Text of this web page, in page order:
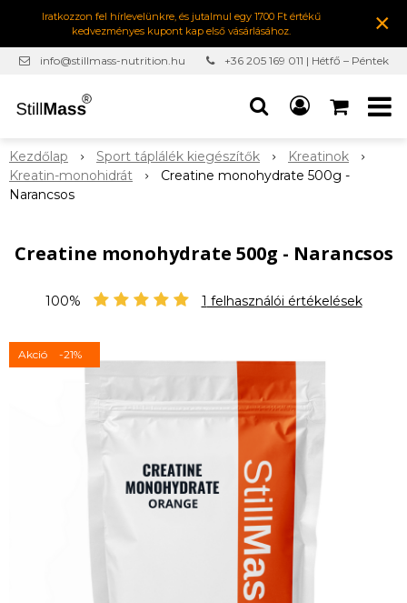
Iratkozzon fel hírlevelünkre, és jutalmul egy 1700 Ft értékű
kedvezményes kupont kap első vásárlásához.
×
info@stillmass-nutrition.hu
+36 205 169 011 | Hétfő – Péntek
Kezdőlap Sport táplálék kiegészítők
Kreatinok
Kreatin-monohidrát
Creatine monohydrate 500g -
Narancsos
Creatine monohydrate 500g - Narancsos
100% 1 felhasználói értékelések
Akció -21%